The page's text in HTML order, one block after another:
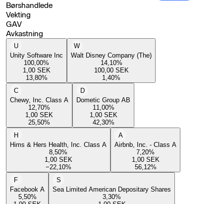
Børshandlede
Vekting
GAV
Avkastning
U
Unity Software Inc
100,00%
1,00 SEK
13,80%
W
Walt Disney Company (The)
14,10%
100,00 SEK
1,40%
C
Chewy, Inc. Class A
12,70%
1,00 SEK
25,50%
D
Dometic Group AB
11,00%
1,00 SEK
42,30%
H
Hims & Hers Health, Inc. Class A
8,50%
1,00 SEK
−22,10%
A
Airbnb, Inc. - Class A
7,20%
1,00 SEK
56,12%
F
Facebook A
5,50%
S
Sea Limited American Depositary Shares
3,30%